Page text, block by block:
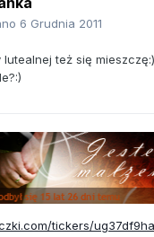
6 Grudnia 2011
też się